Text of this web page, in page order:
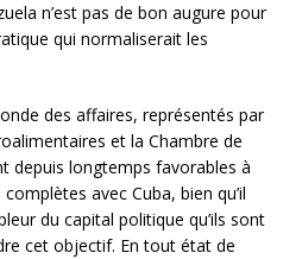
n’est pas de bon augure pour
qui normaliserait les
des affaires, représentés par
et la Chambre de
depuis longtemps favorables à
avec Cuba, bien qu’il
du capital politique qu’ils sont
cet objectif. En tout état de